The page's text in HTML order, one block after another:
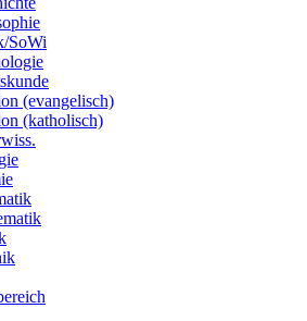
SoWi
(evangelisch)
(katholisch)